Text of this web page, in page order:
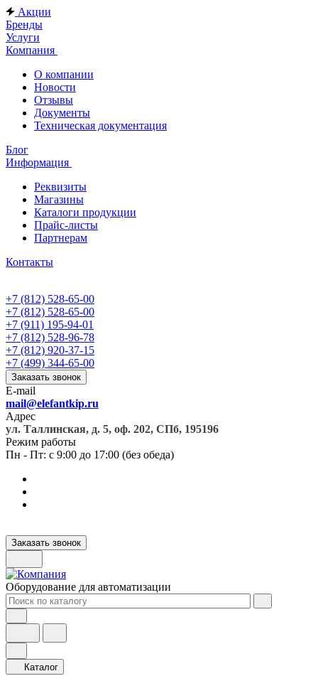
Акции
Бренды
Услуги
Компания
О компании
Новости
Отзывы
Документы
Техническая документация
Блог
Информация
Реквизиты
Магазины
Каталоги продукции
Прайс-листы
Партнерам
Контакты
+7 (812) 528-65-00
+7 (812) 528-65-00
+7 (911) 195-94-01
+7 (812) 528-96-78
+7 (812) 920-37-15
+7 (499) 344-65-00
Заказать звонок
E-mail
mail@elefantkip.ru
Адрес
ул. Таллинская, д. 5, оф. 202, СПб, 195196
Режим работы
Пн - Пт: с 9:00 до 17:00 (без обеда)
Заказать звонок
Оборудование для автоматизации
Каталог